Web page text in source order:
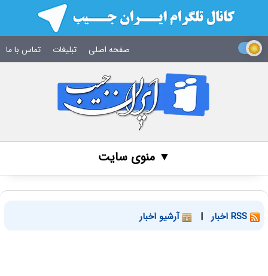
صفحه اصلی تبلیغات تماس با ما
▼ منوی سایت
| آرشیو اخبار